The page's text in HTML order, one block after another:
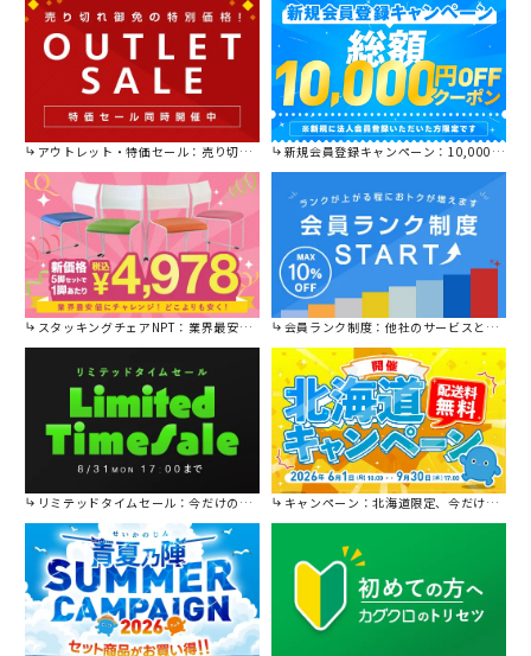
アウトレット・特価セール：売り切れ御免の特別価格！ 新規会員登録キャンペーン：10,000円OFFクーポン進呈中！
スタッキングチェアNPT：業界最安値に挑戦！ 会員ランク制度：他社のサービスと比較してください。
リミテッドタイムセール：今だけの限定セール。 キャンペーン：北海道限定、今だけ送料無料！